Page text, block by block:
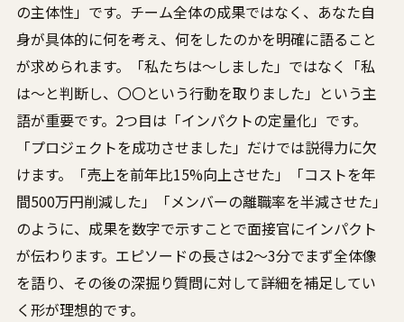
の主体性」です。チーム全体の成果ではなく、あなた自
身が具体的に何を考え、何をしたのかを明確に語ること
が求められます。「私たちは〜しました」ではなく「私
は〜と判断し、〇〇という行動を取りました」という主
語が重要です。2つ目は「インパクトの定量化」です。
「プロジェクトを成功させました」だけでは説得力に欠
けます。「売上を前年比15%向上させた」「コストを年
間500万円削減した」「メンバーの離職率を半減させた」
のように、成果を数字で示すことで面接官にインパクト
が伝わります。エピソードの長さは2〜3分でまず全体像
を語り、その後の深掘り質問に対して詳細を補足してい
く形が理想的です。